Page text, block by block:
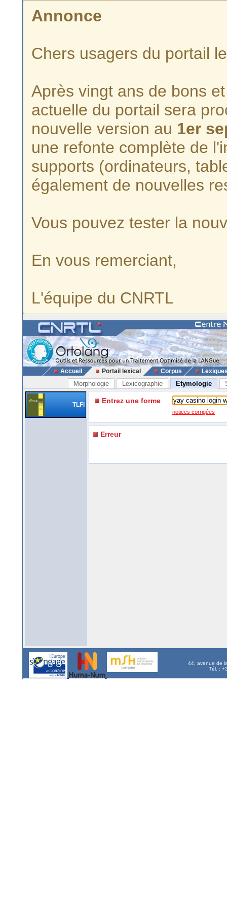
Annonce
Chers usagers du portail
Après vingt ans de bons
actuelle du portail sera
nouvelle version au 1er
une refonte complète de
supports (ordinateurs,
également de nouvelles
Vous pouvez tester la
En vous remerciant,
L'équipe du CNRTL
Accueil Portail lexical Corpus
Morphologie Lexicographie Etymologie
TLFi Entrez une forme
notices corrigées
Erreur
44, avenue de
Tél. :